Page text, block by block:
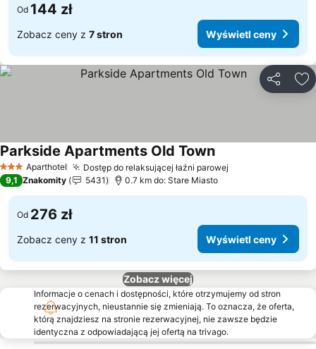
Od 144 zł
Zobacz ceny z 7 stron Wyświetl ceny
3 KategoriaAparthotel Dostęp do relaksującej łaźni parowej
Parkside Apartments Old Town
9,1 Znakomity 5431 0.7 km do: Stare Miasto
Od 276 zł
Zobacz ceny z 11 stron Wyświetl ceny
Zobacz więcej
Informacje o cenach i dostępności, które otrzymujemy od stron
rezerwacyjnych, nieustannie się zmieniają. To oznacza, że oferta,
którą znajdziesz na stronie rezerwacyjnej, nie zawsze będzie
identyczna z odpowiadającą jej ofertą na trivago.